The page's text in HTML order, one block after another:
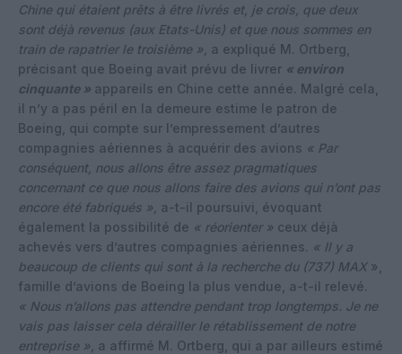
Chine qui étaient prêts à être livrés et, je crois, que deux
sont déjà revenus (aux Etats-Unis) et que nous sommes en
train de rapatrier le troisième », a expliqué M. Ortberg,
précisant que Boeing avait prévu de livrer « environ
cinquante » appareils en Chine cette année. Malgré cela,
il n’y a pas péril en la demeure estime le patron de
Boeing, qui compte sur l’empressement d’autres
compagnies aériennes à acquérir des avions « Par
conséquent, nous allons être assez pragmatiques
concernant ce que nous allons faire des avions qui n’ont pas
encore été fabriqués », a-t-il poursuivi, évoquant
également la possibilité de « réorienter » ceux déjà
achevés vers d’autres compagnies aériennes. « Il y a
beaucoup de clients qui sont à la recherche du (737) MAX»,
famille d’avions de Boeing la plus vendue, a-t-il relevé.
« Nous n’allons pas attendre pendant trop longtemps. Je ne
vais pas laisser cela dérailler le rétablissement de notre
entreprise », a affirmé M. Ortberg, qui a par ailleurs estimé